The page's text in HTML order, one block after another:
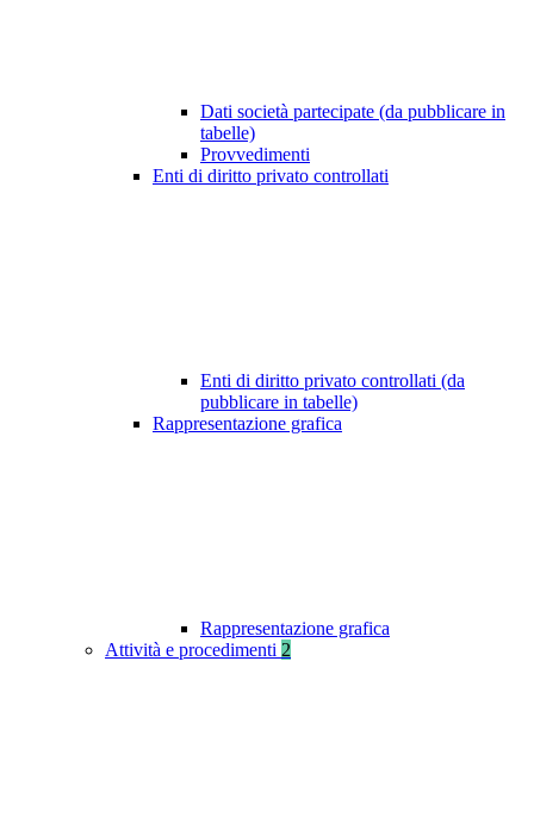
Dati società partecipate (da pubblicare in
tabelle)
Provvedimenti
Enti di diritto privato controllati
Enti di diritto privato controllati (da
pubblicare in tabelle)
Rappresentazione grafica
Rappresentazione grafica
Attività e procedimenti 2